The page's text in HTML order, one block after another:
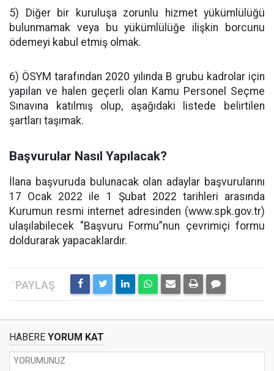
5) Diğer bir kuruluşa zorunlu hizmet yükümlülüğü
bulunmamak veya bu yükümlülüğe ilişkin borcunu
ödemeyi kabul etmiş olmak.
6) ÖSYM tarafından 2020 yılında B grubu kadrolar için
yapılan ve halen geçerli olan Kamu Personel Seçme
Sınavına katılmış olup, aşağıdaki listede belirtilen
şartları taşımak.
Başvurular Nasıl Yapılacak?
İlana başvuruda bulunacak olan adaylar başvurularını
17 Ocak 2022 ile 1 Şubat 2022 tarihleri arasında
Kurumun resmi internet adresinden (www.spk.gov.tr)
ulaşılabilecek "Başvuru Formu”nun çevrimiçi formu
doldurarak yapacaklardır.
HABERE YORUM KAT